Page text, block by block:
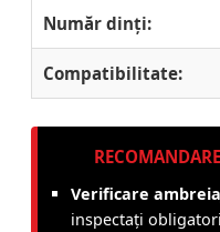
Număr dinți:
Compatibilitate:
Verificare
inspectați